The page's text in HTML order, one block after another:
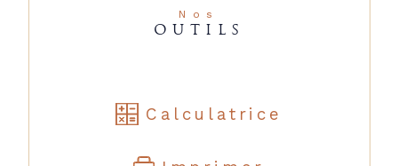
Nos
OUTILS
Calculatrice